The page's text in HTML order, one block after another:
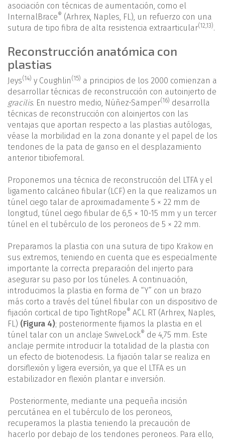
asociación con técnicas de aumentación, como el
InternalBrace® (Arhrex, Naples, FL), un refuerzo con una
sutura de tipo fibra de alta resistencia extraarticular(12 13).
Reconstrucción anatómica con
plastias
Jeys(14) y Coughlin (15) a principios de los 2000 comienzan a
desarrollar técnicas de reconstrucción con autoinjerto de
gracilis. En nuestro medio, Núñez-Samper(16) desarrolla
técnicas de reconstrucción con aloinjertos con las
ventajas que aportan respecto a las plastias autólogas,
véase la morbilidad en la zona donante y el papel de los
tendones de la pata de ganso en el desplazamiento
anterior tibiofemoral.
Proponemos una técnica de reconstrucción del LTFA y el
ligamento calcáneo fibular (LCF) en la que realizamos un
túnel ciego talar de aproximadamente 5 × 22 mm de
longitud, túnel ciego fibular de 6,5 × 10-15 mm y un tercer
túnel en el tubérculo de los peroneos de 5 × 22 mm.
Preparamos la plastia con una sutura de tipo Krakow en
sus extremos, teniendo en cuenta que es especialmente
importante la correcta preparación del injerto para
asegurar su paso por los túneles. A continuación,
introducimos la plastia en forma de “Y” con un brazo
más corto a través del túnel fibular con un dispositivo de
fijación cortical de tipo TightRope® ACL RT (Arhrex, Naples,
FL) (Figura 4); posteriormente fijamos la plastia en el
túnel talar con un anclaje SwiveLock® de 4,75 mm. Este
anclaje permite introducir la totalidad de la plastia con
un efecto de biotenodesis. La fijación talar se realiza en
dorsiflexión y ligera eversión, ya que el LTFA es un
estabilizador en flexión plantar e inversión.
Posteriormente, mediante una pequeña incisión
percutánea en el tubérculo de los peroneos,
recuperamos la plastia teniendo la precaución de
hacerlo por debajo de los tendones peroneos. Para ello,